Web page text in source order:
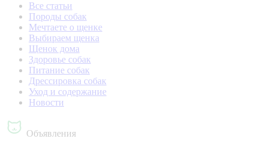
Все статьи
Породы собак
Мечтаете о щенке
Выбираем щенка
Щенок дома
Здоровье собак
Питание собак
Дрессировка собак
Уход и содержание
Новости
Объявления